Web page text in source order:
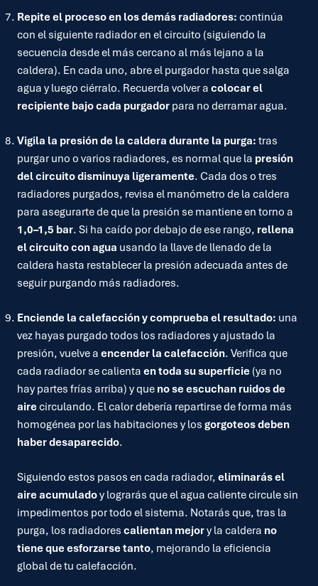
Repite el proceso en los demás radiadores: continúa
con el siguiente radiador en el circuito (siguiendo la
secuencia desde el más cercano al más lejano a la
caldera). En cada uno, abre el purgador hasta que salga
agua y luego ciérralo. Recuerda volver a colocar el
recipiente bajo cada purgador para no derramar agua.
Vigila la presión de la caldera durante la purga: tras
purgar uno o varios radiadores, es normal que la presión
del circuito disminuya ligeramente. Cada dos o tres
radiadores purgados, revisa el manómetro de la caldera
para asegurarte de que la presión se mantiene en torno a
1,0–1,5 bar. Si ha caído por debajo de ese rango, rellena
el circuito con agua usando la llave de llenado de la
caldera hasta restablecer la presión adecuada antes de
seguir purgando más radiadores.
Enciende la calefacción y comprueba el resultado: una
vez hayas purgado todos los radiadores y ajustado la
presión, vuelve a encender la calefacción. Verifica que
cada radiador se calienta en toda su superficie (ya no
hay partes frías arriba) y que no se escuchan ruidos de
airecirculando. El calor debería repartirse de forma más
homogénea por las habitaciones y los gorgoteos deben
haber desaparecido.
Siguiendo estos pasos en cada radiador, eliminarás el
aire acumuladoy lograrás que el agua caliente circule sin
impedimentos por todo el sistema. Notarás que, tras la
purga, los radiadores calientan mejory la caldera no
tiene que esforzarse tanto, mejorando la eficiencia
global de tu calefacción.